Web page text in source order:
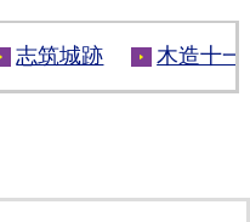
志筑城跡 木造十一